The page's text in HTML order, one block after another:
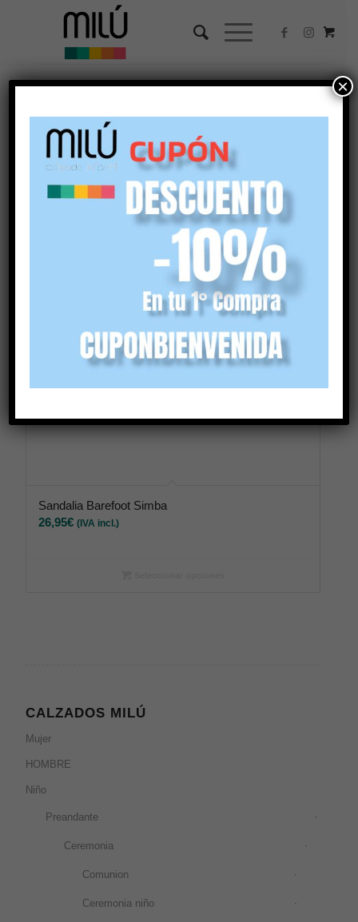
Por defecto
45 Artículos por página
Sandalia Barefoot Simba
26,95€ (IVA incl.)
CALZADOS MILÚ
Mujer
HOMBRE
Niño
Preandante
Ceremonia
Comunion
Ceremonia niño
×